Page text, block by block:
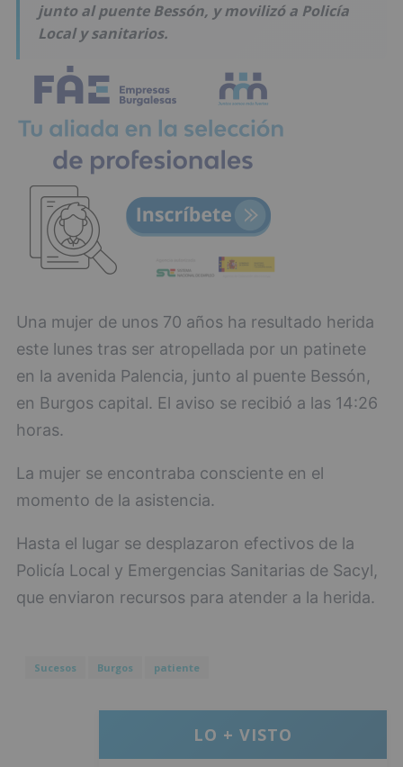
junto al puente Bessón, y movilizó a Policía
Local y sanitarios.
Una mujer de unos 70 años ha resultado herida
este lunes tras ser atropellada por un patinete
en la avenida Palencia, junto al puente Bessón,
en Burgos capital. El aviso se recibió a las 14:26
horas.
La mujer se encontraba consciente en el
momento de la asistencia.
Hasta el lugar se desplazaron efectivos de la
Policía Local y Emergencias Sanitarias de Sacyl,
que enviaron recursos para atender a la herida.
Sucesos Burgos patiente
LO + VISTO